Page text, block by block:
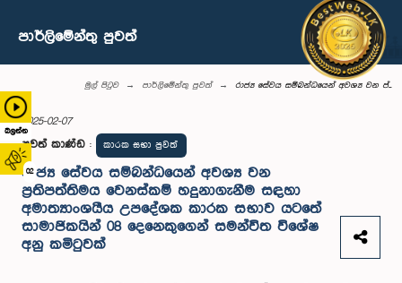
බලන්න
02
පාර්ලි‌මේන්තු පුවත්
මුල් පිටුව පාර්ලි‌මේන්තු පුවත් රාජ්‍ය සේවය සම්බන්ධයෙන් අවශ්‍ය වන ප්...
2025-02-07
පුවත් කාණ්ඩ : කාරක සභා පුවත්
රාජ්‍ය සේවය සම්බන්ධයෙන් අවශ්‍ය වන
ප්‍රතිපත්තිමය වෙනස්කම් හදුනාගැනීම සඳහා
අමාත්‍යාංශයීය උපදේශක කාරක සභාව යටතේ
සාමාජිකයින් 08 දෙනෙකුගෙන් සමන්විත විශේෂ
අනු කමිටුවක්